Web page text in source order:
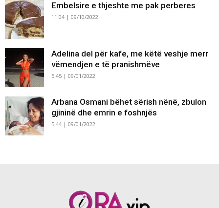
Embelsire e thjeshte me pak perberes
11:04 | 09/10/2022
Adelina del për kafe, me këtë veshje merr
vëmendjen e të pranishmëve
5:45 | 09/01/2022
Arbana Osmani bëhet sërish nënë, zbulon
gjininë dhe emrin e foshnjës
5:44 | 09/01/2022